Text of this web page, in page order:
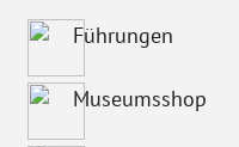
Führungen
Museumsshop